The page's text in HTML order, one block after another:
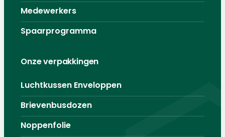
Medewerkers
Spaarprogramma
Onze verpakkingen
Luchtkussen Enveloppen
Brievenbusdozen
Noppenfolie